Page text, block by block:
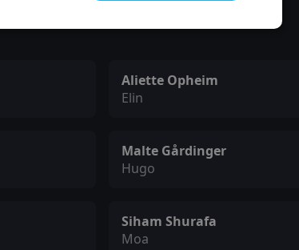
Aliette Opheim
Elin
Malte Gårdinger
Hugo
Siham Shurafa
Moa